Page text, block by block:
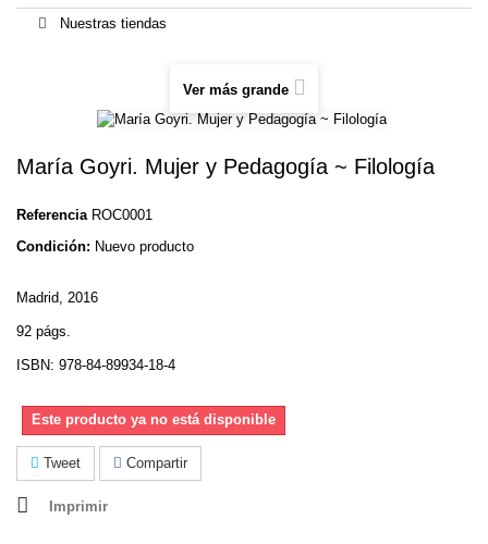
Nuestras tiendas
Ver más grande
María Goyri. Mujer y Pedagogía ~ Filología
Referencia ROC0001
Condición: Nuevo producto
Madrid, 2016
92 págs.
ISBN: 978-84-89934-18-4
Este producto ya no está disponible
Tweet Compartir
Imprimir